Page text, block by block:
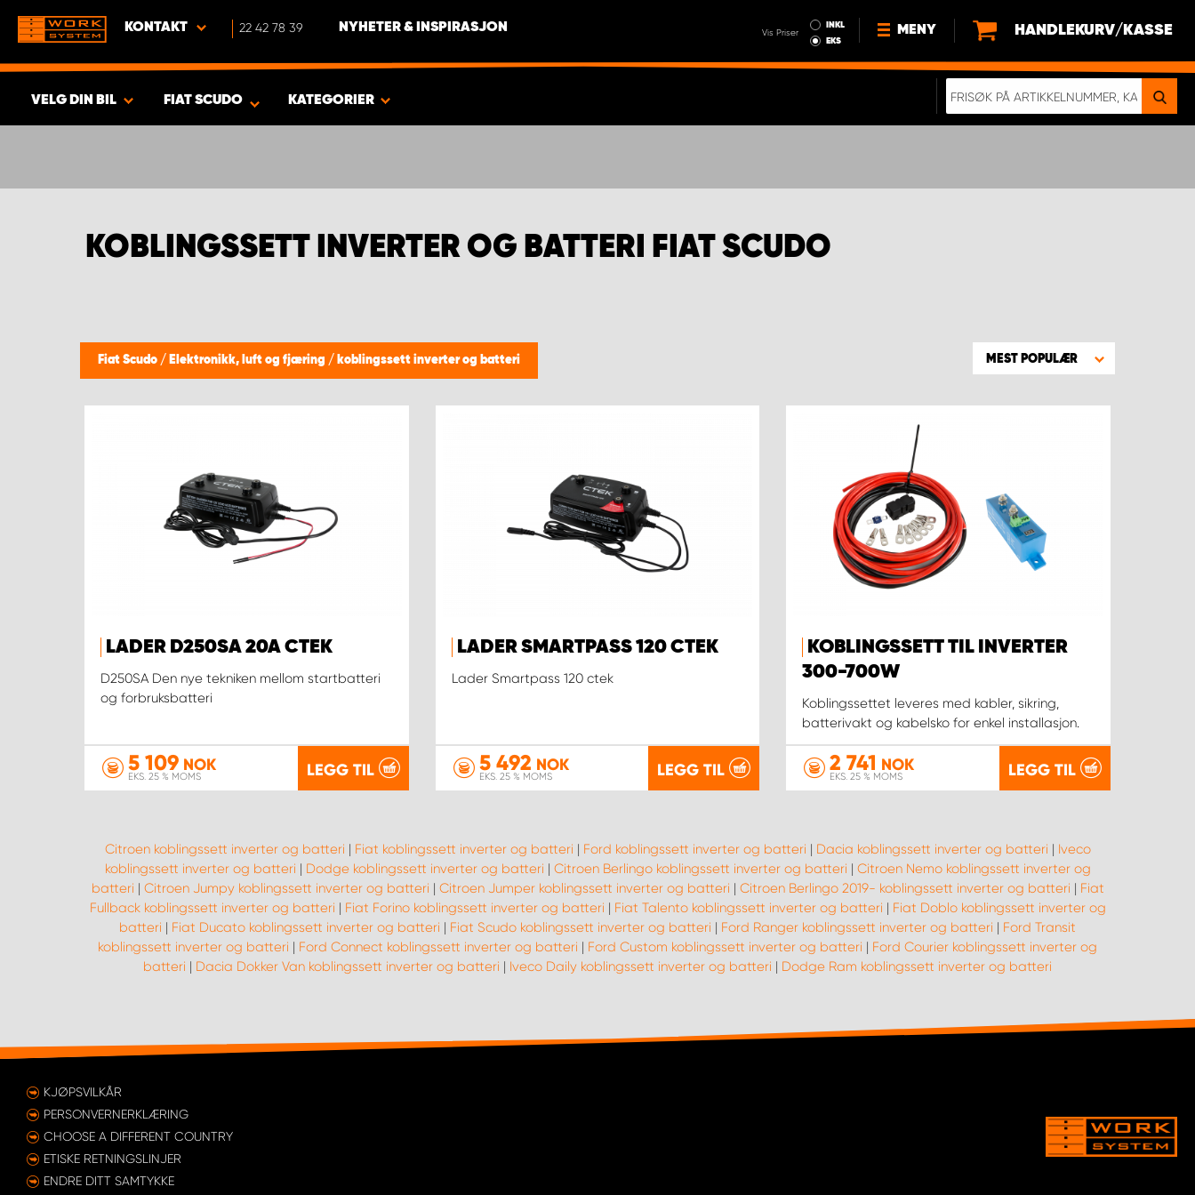
KONTAKT 22 42 78 39 NYHETER & INSPIRASJON Vis Priser
INKL
EKS
MENY
NYHETER
HANDLEKURV/KASSE
VELG DIN BIL FIAT SCUDO KATEGORIER
KOBLINGSSETT INVERTER OG BATTERI FIAT SCUDO
Fiat Scudo / Elektronikk, luft og fjæring / koblingssett inverter og batteri MEST POPULÆR
LADER D250SA 20A CTEK
D250SA Den nye tekniken mellom startbatteri
og forbruksbatteri
5 109 NOK
EKS. 25 % MOMS LEGG TIL
LADER SMARTPASS 120 CTEK
Lader Smartpass 120 ctek
5 492 NOK
EKS. 25 % MOMS LEGG TIL
KOBLINGSSETT TIL INVERTER
300-700W
Koblingssettet leveres med kabler, sikring,
batterivakt og kabelsko for enkel installasjon.
2 741 NOK
EKS. 25 % MOMS LEGG TIL
Citroen koblingssett inverter og batteri | Fiat koblingssett inverter og batteri | Ford koblingssett inverter og batteri | Dacia koblingssett inverter og batteri | Iveco
koblingssett inverter og batteri | Dodge koblingssett inverter og batteri | Citroen Berlingo koblingssett inverter og batteri | Citroen Nemo koblingssett inverter og
batteri | Citroen Jumpy koblingssett inverter og batteri | Citroen Jumper koblingssett inverter og batteri | Citroen Berlingo 2019- koblingssett inverter og batteri | Fiat
Fullback koblingssett inverter og batteri | Fiat Forino koblingssett inverter og batteri | Fiat Talento koblingssett inverter og batteri | Fiat Doblo koblingssett inverter og
batteri | Fiat Ducato koblingssett inverter og batteri | Fiat Scudo koblingssett inverter og batteri | Ford Ranger koblingssett inverter og batteri | Ford Transit
koblingssett inverter og batteri | Ford Connect koblingssett inverter og batteri | Ford Custom koblingssett inverter og batteri | Ford Courier koblingssett inverter og
batteri | Dacia Dokker Van koblingssett inverter og batteri | Iveco Daily koblingssett inverter og batteri | Dodge Ram koblingssett inverter og batteri
KJØPSVILKÅR
PERSONVERNERKLÆRING
CHOOSE A DIFFERENT COUNTRY
ETISKE RETNINGSLINJER
ENDRE DITT SAMTYKKE